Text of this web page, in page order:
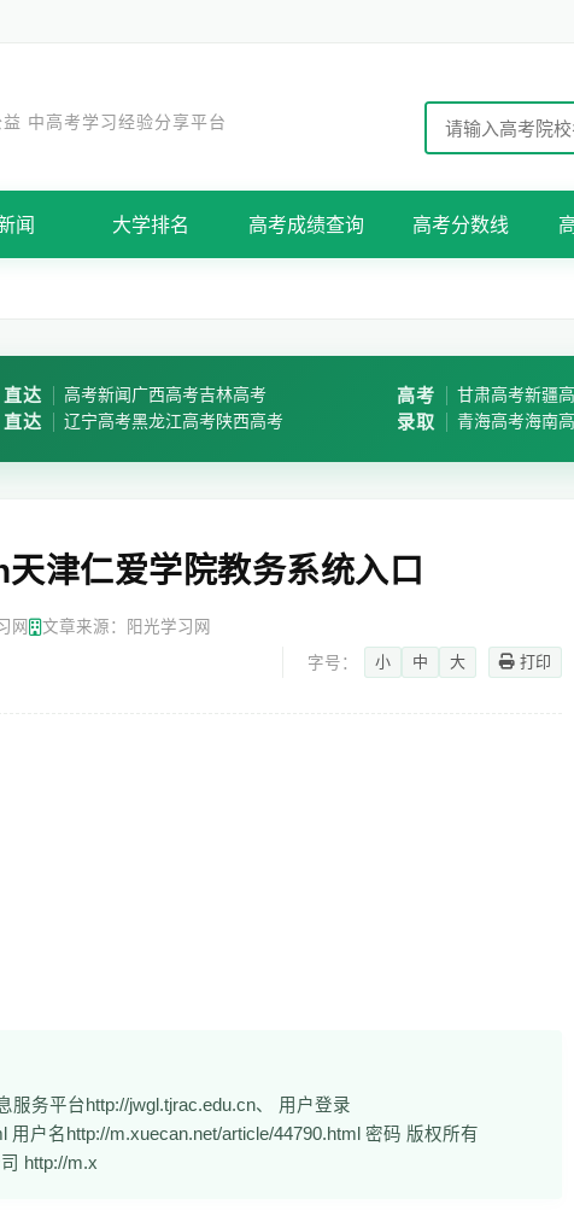
中高考学习经验分享平台
闻 大学排名 高考成绩查询 高考分数线
直达 高考新闻广西高考吉林高考
直达 辽宁高考黑龙江高考陕西高考
高考 甘肃高考新疆
录取 青海高考海南
津仁爱学院教务系统入口
网
文章来源：阳光学习网
字号：
小 中 大 打印
服务平台http://jwgl.tjrac.edu.cn、 用户登录
用户名http://m.xuecan.net/article/44790.html 密码 版权所有
http://m.x